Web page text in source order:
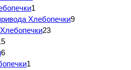
1
Хлебопечки9
23
6
1